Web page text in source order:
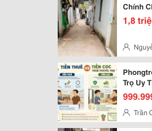
Chính
1,8
Trọ Uy
Trần